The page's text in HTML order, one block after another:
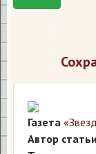
Газета
Автор